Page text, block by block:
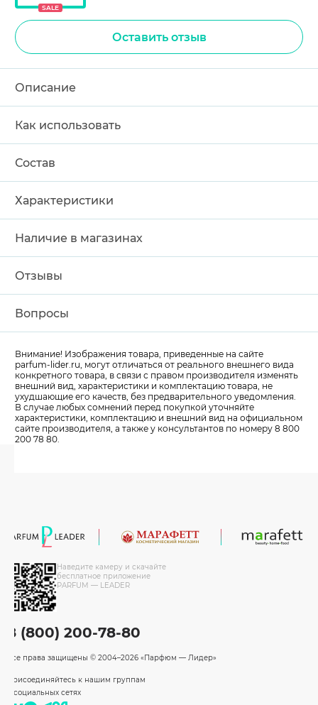
SALE
Оставить отзыв
Описание
Как использовать
Состав
Характеристики
Наличие в магазинах
Отзывы
Вопросы
Внимание! Изображения товара, приведенные на сайте
parfum-lider.ru, могут отличаться от реального внешнего вида
конкретного товара, в связи с правом производителя изменять
внешний вид, характеристики и комплектацию товара, не
ухудшающие его качеств, без предварительного уведомления.
В случае любых сомнений перед покупкой уточняйте
характеристики, комплектацию и внешний вид на официальном
сайте производителя, а также у консультантов по номеру 8 800
200 78 80.
Наведите камеру и скачайте
бесплатное приложение
PARFUM — LEADER
8 (800) 200-78-80
Все права защищены © 2004–2026 «Парфюм — Лидер»
Присоединяйтесь к нашим группам
в социальных сетях